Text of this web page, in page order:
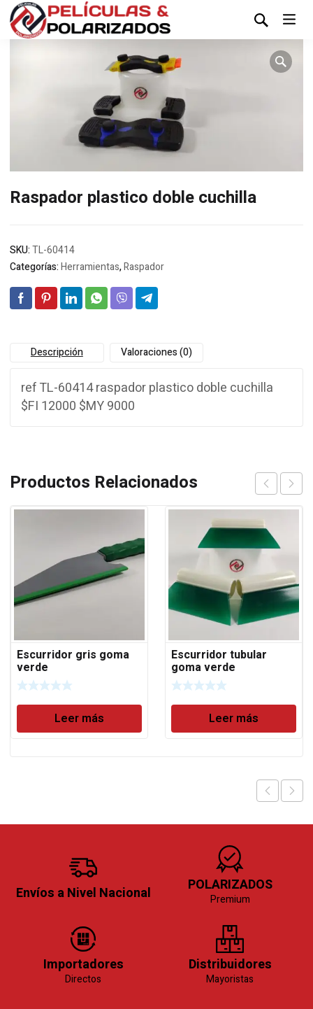
Raspador plastico doble cuchilla
SKU:TL-60414
Categorías:Herramientas,Raspador
Descripción Valoraciones (0)
ref TL-60414 raspador plastico doble cuchilla
$FI 12000 $MY 9000
Productos Relacionados
Escurridor gris goma
verde
Leer más
Escurridor tubular
goma verde
Leer más
Envíos a Nivel Nacional POLARIZADOS
Premium
Importadores
Directos
Distribuidores
Mayoristas